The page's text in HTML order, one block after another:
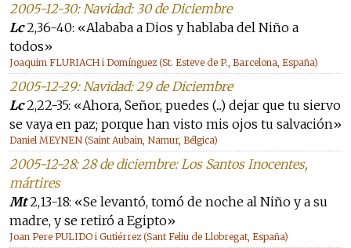
2005-12-30: Navidad: 30 de Diciembre
Lc2,36-40: «Alababa a Dios y hablaba del Niño a
todos»
Joaquim FLURIACH i Domínguez (St. Esteve de P., Barcelona, España)
2005-12-29: Navidad: 29 de Diciembre
Lc2,22-35: «Ahora, Señor, puedes (...) dejar que tu siervo
se vaya en paz; porque han visto mis ojos tu salvación»
Daniel MEYNEN (Saint Aubain, Namur, Bélgica)
2005-12-28: 28 de diciembre: Los Santos Inocentes,
mártires
Mt2,13-18: «Se levantó, tomó de noche al Niño y a su
madre, y se retiró a Egipto»
Joan Pere PULIDO i Gutiérrez (Sant Feliu de Llobregat, España)